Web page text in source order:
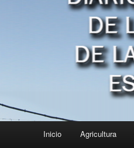
Inicio Agricultura